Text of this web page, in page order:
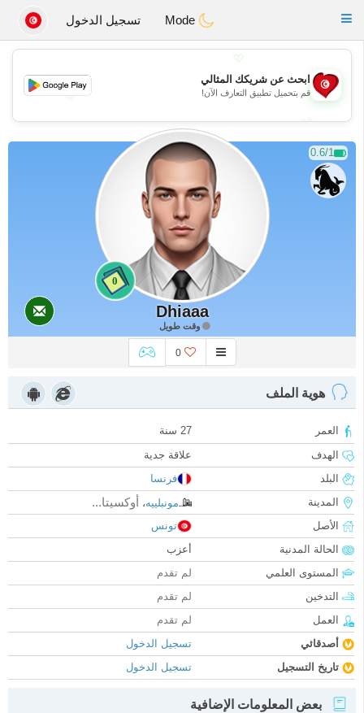
Tunisia Dating
Toggle
تسجيل الدخول
💖
💕
💕
ابحث عن شريكك المثالي
قم بتحميل تطبيق التعارف الآن!
0.6/1
0
Dhiaaa
وقت طويل
0
هوية الملف
العمر
27 سنة
الهدف
علاقة جدية
البلد
فرنسا
المدينة
مونبلييه، أوكسيتا...
الأصل
تونس
الحالة المدنية
أعزب
المستوى العلمي
لم تقدم
التدخين
لم تقدم
العمل
لم تقدم
أصدقائي
تسجيل الدخول
تاريخ التسجيل
تسجيل الدخول
بعض المعلومات الإضافية